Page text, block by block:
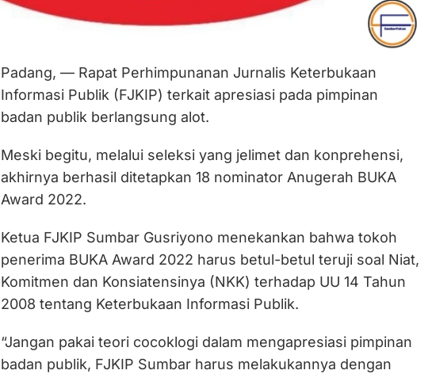
Padang, — Rapat Perhimpunanan Jurnalis Keterbukaan
Informasi Publik (FJKIP) terkait apresiasi pada pimpinan
badan publik berlangsung alot.
Meski begitu, melalui seleksi yang jelimet dan konprehensi,
akhirnya berhasil ditetapkan 18 nominator Anugerah BUKA
Award 2022.
Ketua FJKIP Sumbar Gusriyono menekankan bahwa tokoh
penerima BUKA Award 2022 harus betul-betul teruji soal Niat,
Komitmen dan Konsiatensinya (NKK) terhadap UU 14 Tahun
2008 tentang Keterbukaan Informasi Publik.
“Jangan pakai teori cocoklogi dalam mengapresiasi pimpinan
badan publik, FJKIP Sumbar harus melakukannya dengan